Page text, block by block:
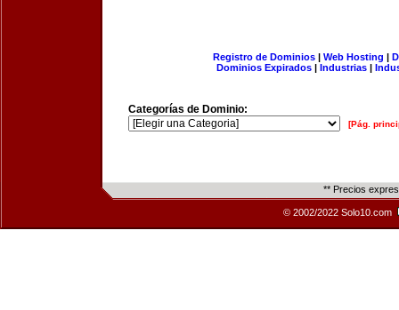
Registro de Dominios| Web Hosting |
Dominios Expirados | Industrias |
Categorías de Dominio:
[Pág.
** Precios
© 2002/2022 Solo10.com